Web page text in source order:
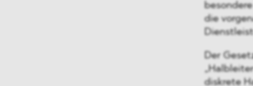
die
Der
diskrete